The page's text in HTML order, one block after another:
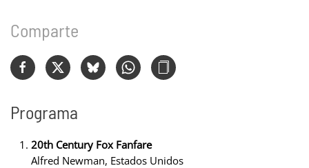
Comparte
Programa
20th Century Fox Fanfare
Alfred Newman, Estados Unidos